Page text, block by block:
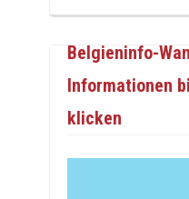
Belgieninfo-
Informationen
klicken